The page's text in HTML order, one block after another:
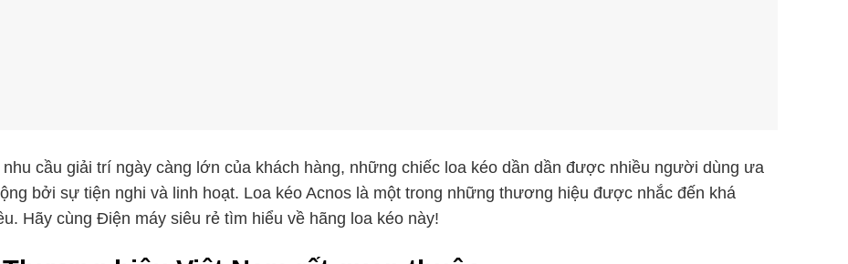
cầu giải trí ngày càng lớn của khách hàng, những chiếc loa kéo dần dần được nhiều người dùng ưa
bởi sự tiện nghi và linh hoạt. Loa kéo Acnos là một trong những thương hiệu được nhắc đến khá
Hãy cùng Điện máy siêu rẻ tìm hiểu về hãng loa kéo này!